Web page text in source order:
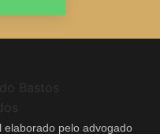
elaborado pelo advogado